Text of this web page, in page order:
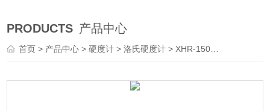
PRODUCTS 产品中心
首页> 产品中心 >硬度计 >洛氏硬度计 > XHR-150塑料洛氏硬度计